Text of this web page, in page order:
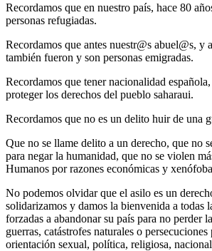
Recordamos que en nuestro país, hace 80
personas refugiadas.
Recordamos que antes nuestr@s abuel@s, y
también fueron y son personas emigradas.
Recordamos que tener nacionalidad
proteger los derechos del pueblo saharaui.
Recordamos que no es un delito huir de una
Que no se llame delito a un derecho, que no
para negar la humanidad, que no se violen
Humanos por razones económicas y
No podemos olvidar que el asilo es un
solidarizamos y damos la bienvenida a todas
forzadas a abandonar su país para no perder
guerras, catástrofes naturales o
orientación sexual, política, religiosa,